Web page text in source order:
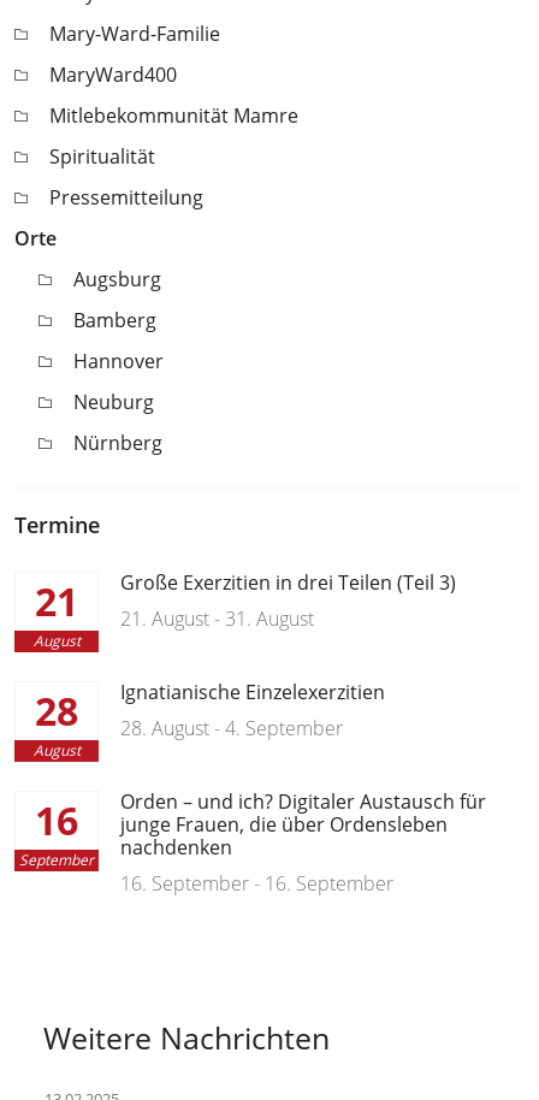
Mary-Ward-Familie
MaryWard400
Mitlebekommunität Mamre
Spiritualität
Pressemitteilung
Orte
Augsburg
Bamberg
Hannover
Neuburg
Nürnberg
Termine
21
August
Große Exerzitien in drei Teilen (Teil 3)
21. August - 31. August
28
August
Ignatianische Einzelexerzitien
28. August - 4. September
16
September
Orden – und ich? Digitaler Austausch für
junge Frauen, die über Ordensleben
nachdenken
16. September - 16. September
Weitere Nachrichten